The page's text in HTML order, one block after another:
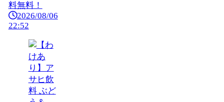
料無料！
2026/08/06
22:52